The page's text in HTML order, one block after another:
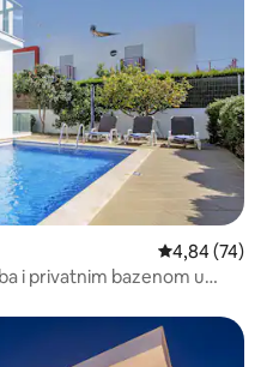
Prosječna
4,84 (74)
i privatnim bazenom u